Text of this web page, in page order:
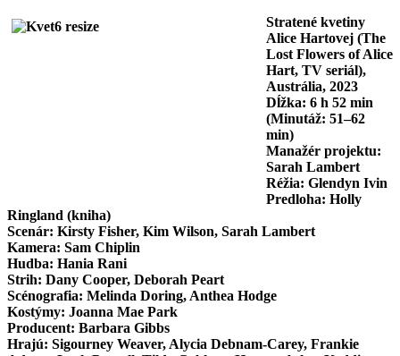
Stratené kvetiny
Alice Hartovej (The
Lost Flowers of Alice
Hart, TV seriál),
Austrália, 2023
Dĺžka: 6 h 52 min
(Minutáž: 51–62
min)
Manažér projektu:
Sarah Lambert
Réžia: Glendyn Ivin
Predloha: Holly
Ringland (kniha)
Scenár: Kirsty Fisher, Kim Wilson, Sarah Lambert
Kamera: Sam Chiplin
Hudba: Hania Rani
Strih: Dany Cooper, Deborah Peart
Scénografia: Melinda Doring, Anthea Hodge
Kostýmy: Joanna Mae Park
Producent: Barbara Gibbs
Hrajú: Sigourney Weaver, Alycia Debnam-Carey, Frankie